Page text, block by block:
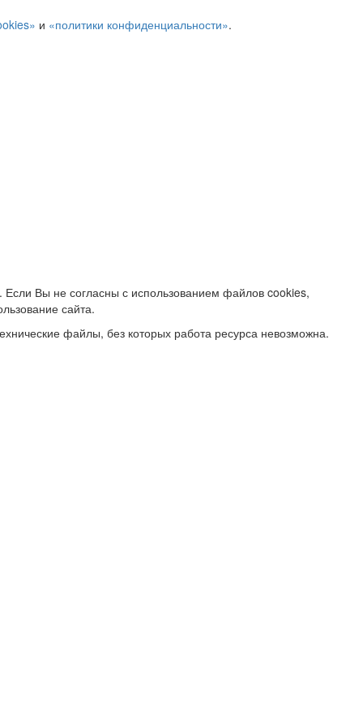
и «политики конфиденциальности».
Вы не согласны с использованием файлов cookies,
сайта.
файлы, без которых работа ресурса невозможна.